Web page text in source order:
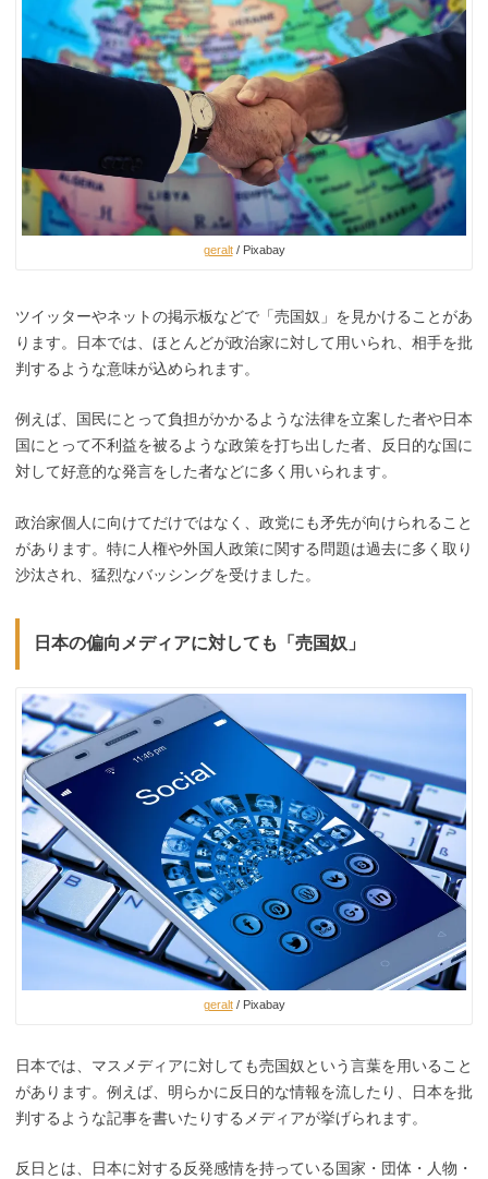
geralt/ Pixabay
ツイッターやネットの掲示板などで「売国奴」を見かけることがあ
ります。日本では、ほとんどが政治家に対して用いられ、相手を批
判するような意味が込められます。
例えば、国民にとって負担がかかるような法律を立案した者や日本
国にとって不利益を被るような政策を打ち出した者、反日的な国に
対して好意的な発言をした者などに多く用いられます。
政治家個人に向けてだけではなく、政党にも矛先が向けられること
があります。特に人権や外国人政策に関する問題は過去に多く取り
沙汰され、猛烈なバッシングを受けました。
日本の偏向メディアに対しても「売国奴」
geralt/ Pixabay
日本では、マスメディアに対しても売国奴という言葉を用いること
があります。例えば、明らかに反日的な情報を流したり、日本を批
判するような記事を書いたりするメディアが挙げられます。
反日とは、日本に対する反発感情を持っている国家・団体・人物・